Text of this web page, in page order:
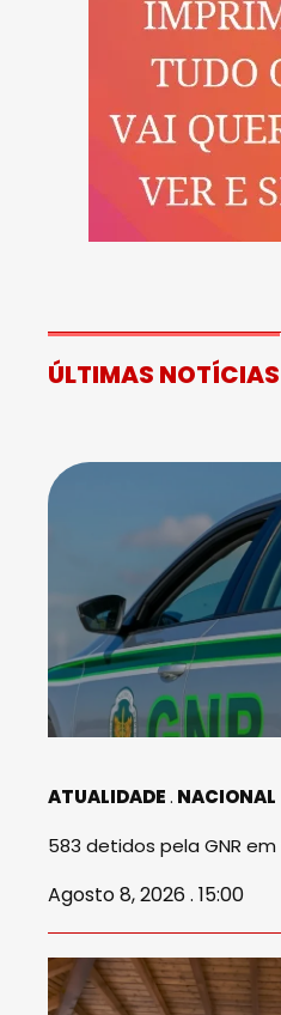
ÚLTIMAS NOTÍCIAS
ATUALIDADE NACIONAL
583 detidos pela GNR
Agosto 8, 2026 . 15:00